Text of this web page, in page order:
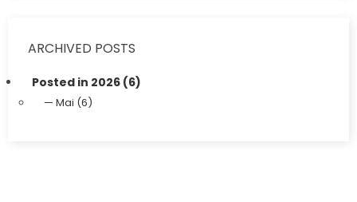
ARCHIVED POSTS
Posted in 2026 (6)
Mai (6)